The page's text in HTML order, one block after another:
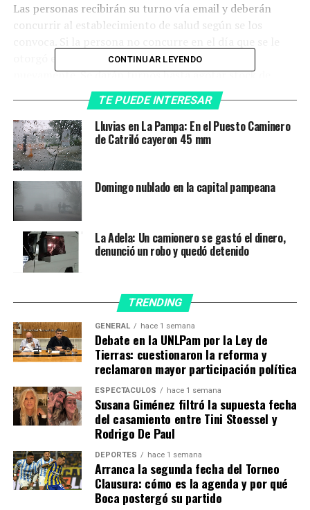
Las personas recibirán su turno vía email y deberán
concurrir al establecimiento de salud según se los
otorgó el turno, deberá esperar que la citen
nuevamente. Se darán turnos hasta agotar stock de
dosis y se retomará el plan de vacunación según
disponibilidad de vacunas.
Se recomienda a la población:
a) No perder la oportunidad de vacunación.
b) Continuar, aún estando vacunado, con las
medidas de prevención de contagios.
VACUNAS
A CONTINUACIÓN
Médica con amplia trayectoria en diagnóstico por
imágenes se suma al hospital “Padre Buodo”
Gestiones ante la CABB para fortalecer el desarrollo del
básquet pampeano
CONTINUAR LEYENDO
TE PUEDE INTERESAR
Lluvias en La Pampa: En el Puesto Caminero
de Catriló cayeron 45 mm
Domingo nublado en la capital pampeana
La Adela: Un camionero se gastó el dinero,
denunció un robo y quedó detenido
TRENDING
GENERAL hace 1 semana
Debate en la UNLPam por la Ley de
Tierras: cuestionaron la reforma y
reclamaron mayor participación política
ESPECTÁCULOS hace 1 semana
Susana Giménez filtró la supuesta fecha
del casamiento entre Tini Stoessel y
Rodrigo De Paul
DEPORTES hace 1 semana
Arranca la segunda fecha del Torneo
Clausura: cómo es la agenda y por qué
Boca postergó su partido